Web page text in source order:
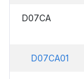
D07CA
D07CA01